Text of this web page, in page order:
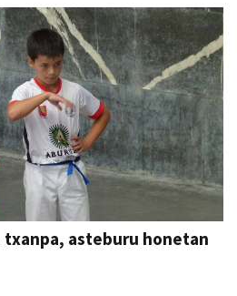
txanpa, asteburu honetan